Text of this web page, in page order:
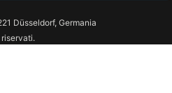
Hotel President
Residence Europa
Düsseldorf, Germania